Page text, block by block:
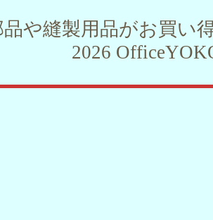
品や縫製用品がお買
2026